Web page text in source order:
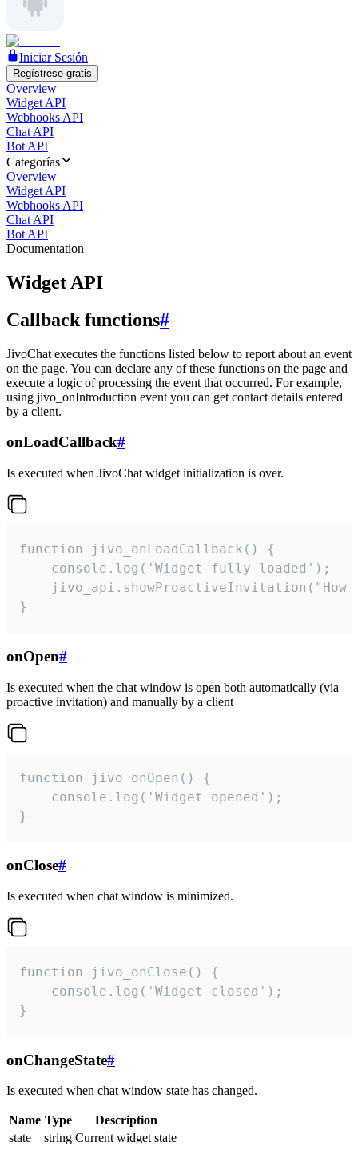
Iniciar Sesión
Regístrese gratis
Overview
Widget API
Webhooks API
Chat API
Bot API
Categorías
Overview
Widget API
Webhooks API
Chat API
Bot API
Documentation
Widget API
Callback functions#
JivoChat executes the functions listed below to report about an event
on the page. You can declare any of these functions on the page and
execute a logic of processing the event that occurred. For example,
using jivo_onIntroduction event you can get contact details entered
by a client.
onLoadCallback#
Is executed when JivoChat widget initialization is over.
function jivo_onLoadCallback() {
    console.log('Widget fully loaded');
jivo_api.showProactiveInvitation("How
}
onOpen#
Is executed when the chat window is open both automatically (via
proactive invitation) and manually by a client
function jivo_onOpen() {
    console.log('Widget opened');
}
onClose#
Is executed when chat window is minimized.
function jivo_onClose() {
    console.log('Widget closed');
}
onChangeState#
Is executed when chat window state has changed.
Name Type
Description
state
string Current widget state